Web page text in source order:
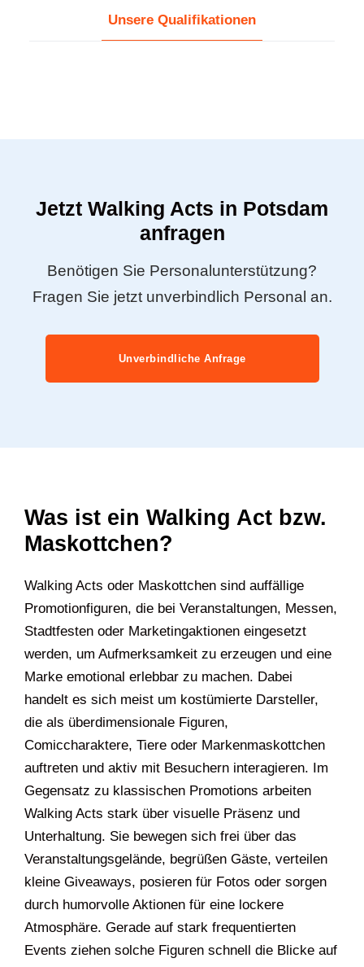
Unsere Qualifikationen
Jetzt Walking Acts in Potsdam
anfragen
Benötigen Sie Personalunterstützung?
Fragen Sie jetzt unverbindlich Personal an.
Unverbindliche Anfrage
Was ist ein Walking Act bzw.
Maskottchen?
Walking Acts oder Maskottchen sind auffällige
Promotionfiguren, die bei Veranstaltungen, Messen,
Stadtfesten oder Marketingaktionen eingesetzt
werden, um Aufmerksamkeit zu erzeugen und eine
Marke emotional erlebbar zu machen. Dabei
handelt es sich meist um kostümierte Darsteller,
die als überdimensionale Figuren,
Comiccharaktere, Tiere oder Markenmaskottchen
auftreten und aktiv mit Besuchern interagieren. Im
Gegensatz zu klassischen Promotions arbeiten
Walking Acts stark über visuelle Präsenz und
Unterhaltung. Sie bewegen sich frei über das
Veranstaltungsgelände, begrüßen Gäste, verteilen
kleine Giveaways, posieren für Fotos oder sorgen
durch humorvolle Aktionen für eine lockere
Atmosphäre. Gerade auf stark frequentierten
Events ziehen solche Figuren schnell die Blicke auf